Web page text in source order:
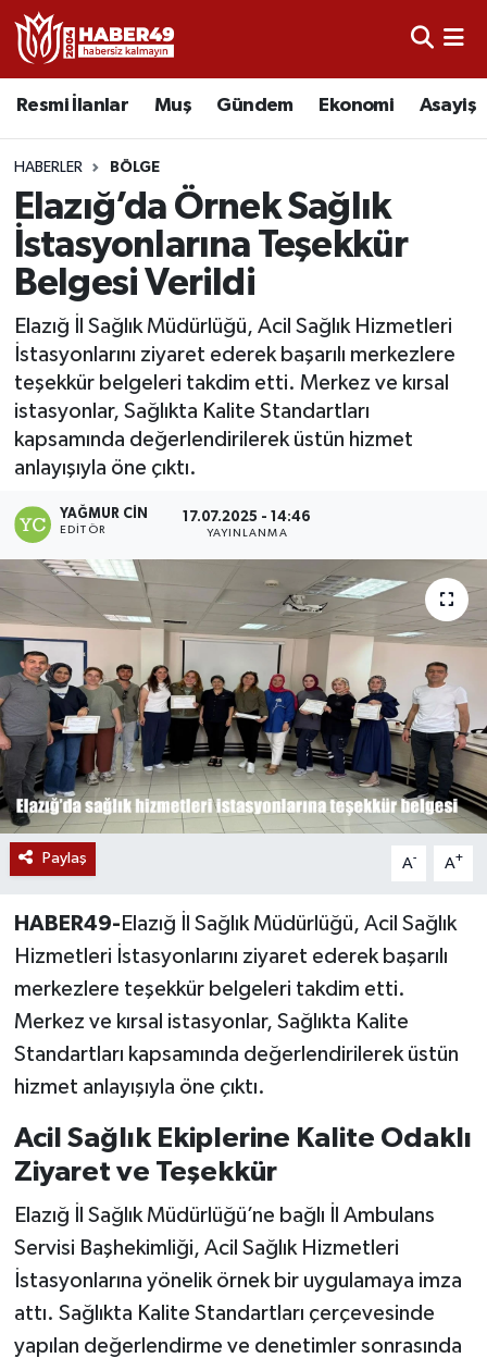
Resmi İlanlar Muş Gündem Ekonomi Asayiş
HABERLER BÖLGE
Elazığ’da Örnek Sağlık
İstasyonlarına Teşekkür
Belgesi Verildi
Elazığ İl Sağlık Müdürlüğü, Acil Sağlık Hizmetleri
İstasyonlarını ziyaret ederek başarılı merkezlere
teşekkür belgeleri takdim etti. Merkez ve kırsal
istasyonlar, Sağlıkta Kalite Standartları
kapsamında değerlendirilerek üstün hizmet
anlayışıyla öne çıktı.
YAĞMUR CIN
EDITÖR
17.07.2025 - 14:46
YAYINLANMA
Paylaş A- A+
HABER49- Elazığ İl Sağlık Müdürlüğü, Acil Sağlık
Hizmetleri İstasyonlarını ziyaret ederek başarılı
merkezlere teşekkür belgeleri takdim etti.
Merkez ve kırsal istasyonlar, Sağlıkta Kalite
Standartları kapsamında değerlendirilerek üstün
hizmet anlayışıyla öne çıktı.
Acil Sağlık Ekiplerine Kalite Odaklı
Ziyaret ve Teşekkür
Elazığ İl Sağlık Müdürlüğü’ne bağlı İl Ambulans
Servisi Başhekimliği, Acil Sağlık Hizmetleri
İstasyonlarına yönelik örnek bir uygulamaya imza
attı. Sağlıkta Kalite Standartları çerçevesinde
yapılan değerlendirme ve denetimler sonrasında
Resmi İlanlar
Asayiş
Bölge
Eğitim
Ekonomi
Sağlık
Gündem
Spor
Siyaset
Teknoloji
Kültür Sanat
Muş
Hasköy
Korkut
Bulanık
Malazgirt
Uşak Nöbetçi Eczaneler
Uşak Hava Durumu
Uşak Namaz Vakitleri
Uşak Trafik Yoğunluk Haritası
TFF 2.Lig Kırmızı Grup Puan Durumu ve Fikstür
Tüm Manşetler
Son Dakika Haberleri
Haber Arşivi